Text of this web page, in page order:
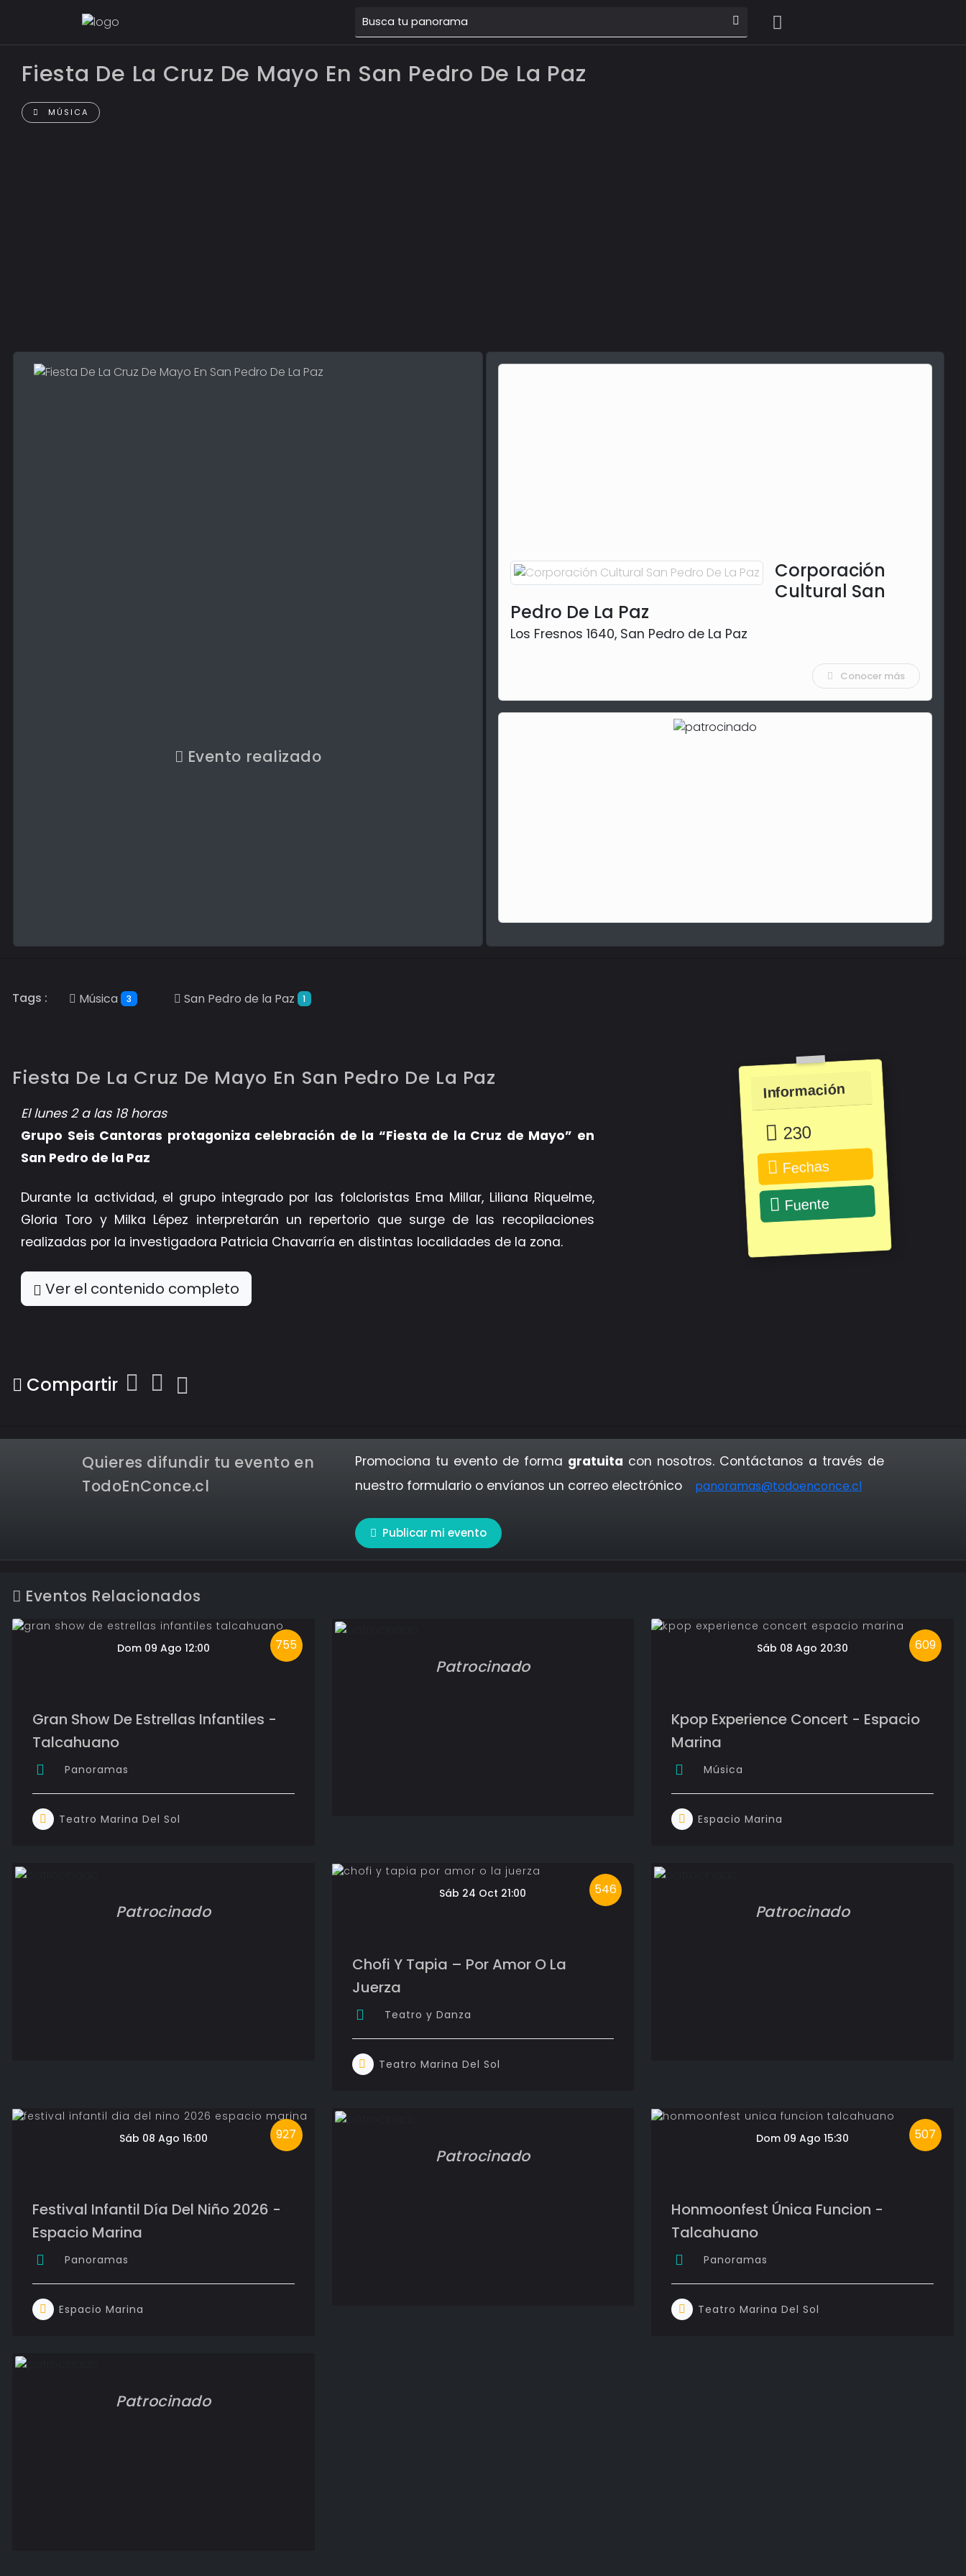
Fiesta De La Cruz De Mayo En San Pedro De La Paz
MÚSICA
Evento realizado
Corporación
Cultural San
Pedro De La Paz
Los Fresnos 1640, San Pedro de La Paz
Conocer más
Tags : Música 3 San Pedro de la Paz 1
Fiesta De La Cruz De Mayo En San Pedro De La Paz
El lunes 2 a las 18 horas
Grupo Seis Cantoras protagoniza celebración de la “Fiesta de la Cruz de Mayo” en
San Pedro de la Paz
Durante la actividad, el grupo integrado por las folcloristas Ema Millar, Liliana Riquelme,
Gloria Toro y Milka Lépez interpretarán un repertorio que surge de las recopilaciones
realizadas por la investigadora Patricia Chavarría en distintas localidades de la zona.
Ver el contenido completo
Compartir
Información
230
Fechas
Fuente
Quieres difundir tu evento en
TodoEnConce.cl
Promociona tu evento de forma gratuita con nosotros. Contáctanos a través de
nuestro formulario o envíanos un correo electrónico
panoramas@todoenconce.cl
Publicar mi evento
Eventos Relacionados
755
Dom 09 Ago 12:00
Gran Show De Estrellas Infantiles -
Talcahuano
Panoramas
Teatro Marina Del Sol
Patrocinado
609
Sáb 08 Ago 20:30
Kpop Experience Concert - Espacio
Marina
Música
Espacio Marina
Patrocinado
546
Sáb 24 Oct 21:00
Chofi Y Tapia – Por Amor O La
Juerza
Teatro y Danza
Teatro Marina Del Sol
Patrocinado
927
Sáb 08 Ago 16:00
Festival Infantil Día Del Niño 2026 -
Espacio Marina
Panoramas
Espacio Marina
Patrocinado
507
Dom 09 Ago 15:30
Honmoonfest Única Funcion -
Talcahuano
Panoramas
Teatro Marina Del Sol
Patrocinado